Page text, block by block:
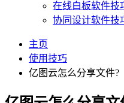
在线白板软件技
协同设计软件技
主页
使用技巧
亿图云怎么分享文件?